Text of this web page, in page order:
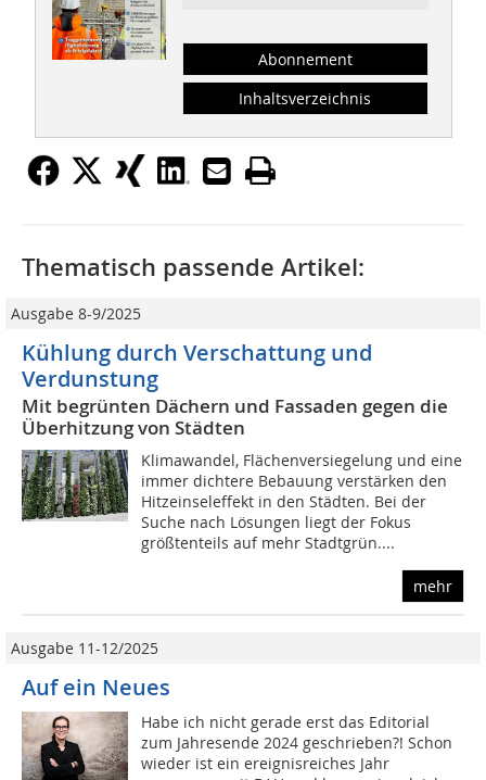
Abonnement
Inhaltsverzeichnis
Thematisch passende Artikel:
Ausgabe 8-9/2025
Kühlung durch Verschattung und
Verdunstung
Mit begrünten Dächern und Fassaden gegen die
Überhitzung von Städten
Klimawandel, Flächenversiegelung und eine
immer dichtere Bebauung verstärken den
Hitzeinseleffekt in den Städten. Bei der
Suche nach Lösungen liegt der Fokus
größtenteils auf mehr Stadtgrün....
mehr
Ausgabe 11-12/2025
Auf ein Neues
Habe ich nicht gerade erst das Editorial
zum Jahresende 2024 geschrieben?! Schon
wieder ist ein ereignisreiches Jahr